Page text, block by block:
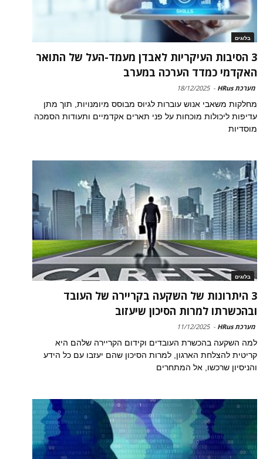
בלוגים
3 הסיבות העיקריות לאבדן מעמד-העל של התואר
האקדמי כמדד הערכה במערב
מערכת HRus -
18/12/2025
מחלקות משאבי אנוש עוברות לגיוס מבוסס מיומנויות, תוך מתן
עדיפות ליכולות מוכחות על פני תארים אקדמיים ותעודות הסמכה
מוסדיות
בלוגים
3 היתרונות של השקעה בקריירה של העובד
ובהכשרתו למרות הסיכון שיעזוב
מערכת HRus -
11/12/2025
למה השקעה בהכשרת העובדים וקידום הקריירה שלהם היא
קריטית להצלחת הארגון, למרות הסיכון שהם יעזבו עם כל הידע
והניסיון שרכשו, אל המתחרים